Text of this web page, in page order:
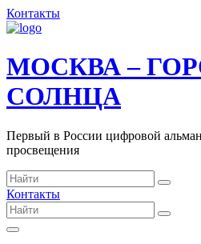
Контакты
МОСКВА –
СОЛНЦА
Первый в России цифровой
просвещения
Контакты